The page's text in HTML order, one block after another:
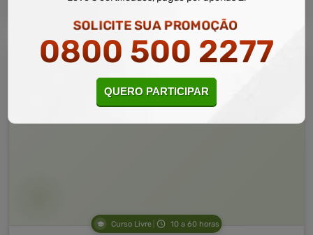
Curso Livre 10 a 60 horas
SOLICITE SUA PROMOÇÃO
0800 500 2277
QUERO PARTICIPAR